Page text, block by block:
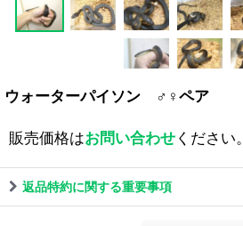
ウォーターパイソン ♂♀ペア
販売価格はお問い合わせください。
返品特約に関する重要事項